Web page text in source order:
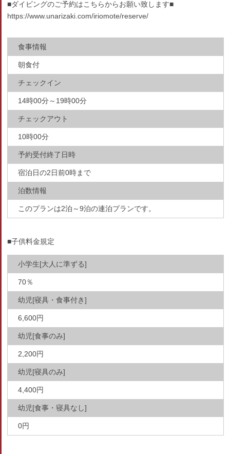
■ダイビングのご予約はこちらからお願い致します■
https://www.unarizaki.com/iriomote/reserve/
食事情報
朝食付
チェックイン
14時00分～19時00分
チェックアウト
10時00分
予約受付終了日時
宿泊日の2日前0時まで
泊数情報
このプランは2泊～9泊の連泊プランです。
■子供料金規定
小学生[大人に準ずる]
70％
幼児[寝具・食事付き]
6,600円
幼児[食事のみ]
2,200円
幼児[寝具のみ]
4,400円
幼児[食事・寝具なし]
0円